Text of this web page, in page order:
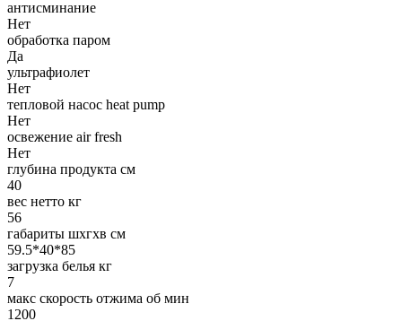
антисминание
Нет
обработка паром
Да
ультрафиолет
Нет
тепловой насос heat pump
Нет
освежение air fresh
Нет
глубина продукта см
40
вес нетто кг
56
габариты шхгхв см
59.5*40*85
загрузка белья кг
7
макс скорость отжима об мин
1200